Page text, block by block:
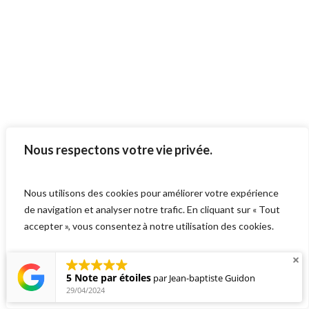
Nous respectons votre vie privée.
Nous utilisons des cookies pour améliorer votre expérience
de navigation et analyser notre trafic. En cliquant sur « Tout
accepter », vous consentez à notre utilisation des cookies.
Personnaliser Tout rejeter Accepter tout
5 Note par étoiles par Jean-baptiste Guidon
29/04/2024